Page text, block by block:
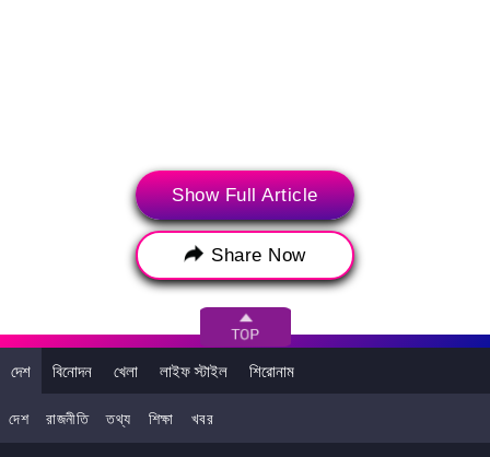
Show Full Article
Share Now
দেশ বিনোদন খেলা লাইফ স্টাইল শিরোনাম
দেশ রাজনীতি তথ্য শিক্ষা খবর